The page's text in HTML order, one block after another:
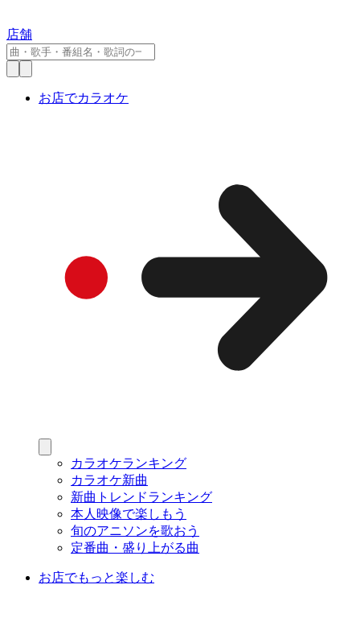
店舗
お店でカラオケ
カラオケランキング
カラオケ新曲
新曲トレンドランキング
本人映像で楽しもう
旬のアニソンを歌おう
定番曲・盛り上がる曲
お店でもっと楽しむ